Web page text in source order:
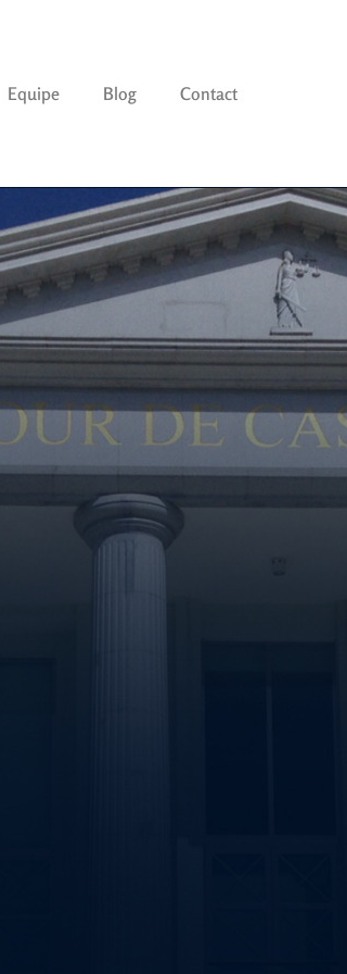
Equipe Blog Contact